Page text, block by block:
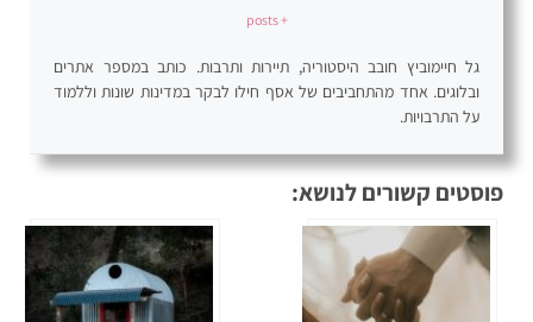
+ posts
גל חיימוביץ חובב היסטוריה, תיירות ותרבות. כותב במספר אתרים
ובלוגים. אחד מהתחביבים של אסף חילו לבקר במדינות שונות וללמוד
על התרבויות.
פוסטים קשורים לנושא: